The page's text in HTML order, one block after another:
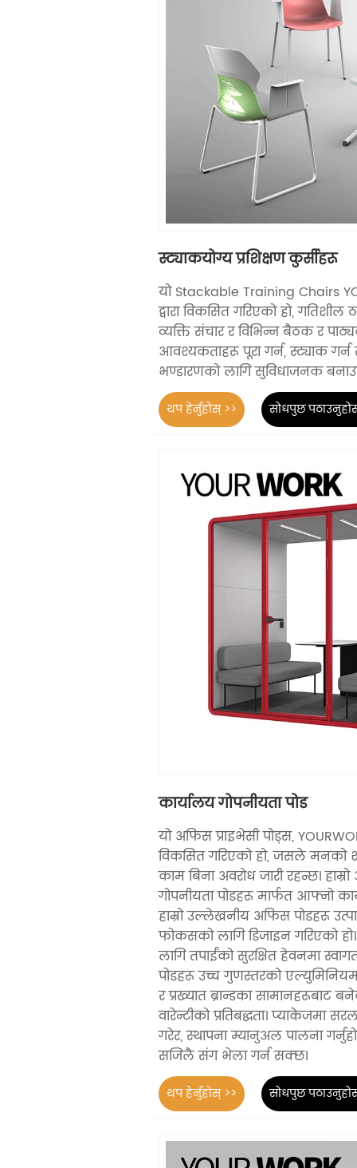
स्ट्याकयोग्य प्रशिक्षण कुर्सीहरू
यो Stackable Training Chairs
द्वारा विकसित गरिएको हो, गतिशील
व्यक्ति संचार र विभिन्न बैठक र
आवश्यकताहरू पूरा गर्न, स्ट्याक गर्न
भण्डारणको लागि सुविधाजनक
थप हेर्नुहोस् >> सोधपुछ
कार्यालय गोपनीयता पोड
यो अफिस प्राइभेसी पोड्स,
विकसित गरिएको हो, जसले मनको
काम बिना अवरोध जारी रहन्छ।
गोपनीयता पोडहरू मार्फत आफ्नो
हाम्रो उल्लेखनीय अफिस पोडहरू
फोकसको लागि डिजाइन गरिएको
लागि तपाईंको सुरक्षित हेवनमा
पोडहरू उच्च गुणस्तरको एल्युमिनियम
र प्रख्यात ब्रान्डका सामानहरूबाट
वारेन्टीको प्रतिबद्धता। प्याकेजमा
गरेर, स्थापना म्यानुअल पालना
सजिलै संग भेला गर्न सक्छ।
थप हेर्नुहोस् >> सोधपुछ